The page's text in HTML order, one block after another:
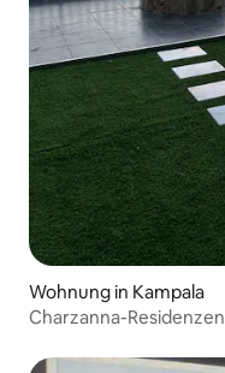
Wohnung in Kampala
Charzanna-Residenzen